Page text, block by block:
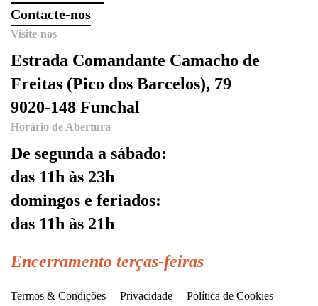
Contacte-nos
Visite-nos
Estrada Comandante Camacho de
Freitas (Pico dos Barcelos), 79
9020-148 Funchal
Horário de Abertura
De segunda a sábado:
das 11h às 23h
domingos e feriados:
das 11h às 21h
Encerramento terças-feiras
Termos & Condições Privacidade Política de Cookies